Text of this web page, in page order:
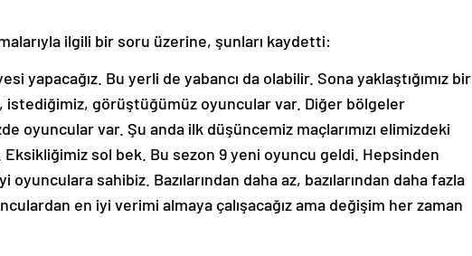
ilgili bir soru üzerine, şunları kaydetti:
yapacağız. Bu yerli de yabancı da olabilir. Sona yaklaştığımız bir
istediğimiz, görüştüğümüz oyuncular var. Diğer bölgeler
oyuncular var. Şu anda ilk düşüncemiz maçlarımızı elimizdeki
sol bek. Bu sezon 9 yeni oyuncu geldi. Hepsinden
oyunculara sahibiz. Bazılarından daha az, bazılarından daha fazla
en iyi verimi almaya çalışacağız ama değişim her zaman